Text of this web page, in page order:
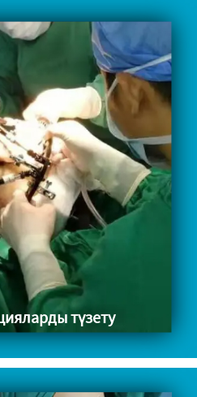
Obliterans (TAO)
түзету
Көлденушілерді тауып
операциясы